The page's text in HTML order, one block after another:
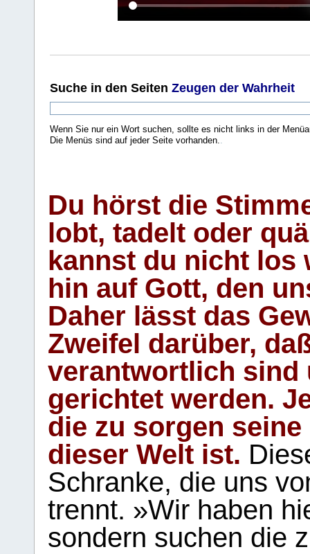
Suche in den Seiten Zeugen der Wahrheit
Wenn Sie nur ein Wort suchen, sollte es nicht links in der
Die Menüs sind auf jeder Seite vorhanden..
Du hörst die
lobt, tadelt oder
kannst du nicht los
hin auf Gott, den
Daher lässt das
Zweifel darüber,
verantwortlich sind
gerichtet werden.
die zu sorgen
dieser Welt ist.
Schranke, die uns
trennt. »Wir haben
sondern suchen die